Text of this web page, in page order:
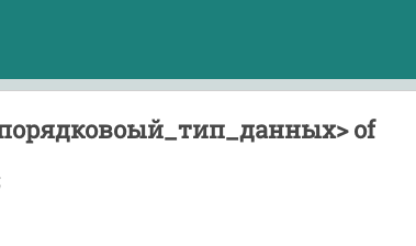
of